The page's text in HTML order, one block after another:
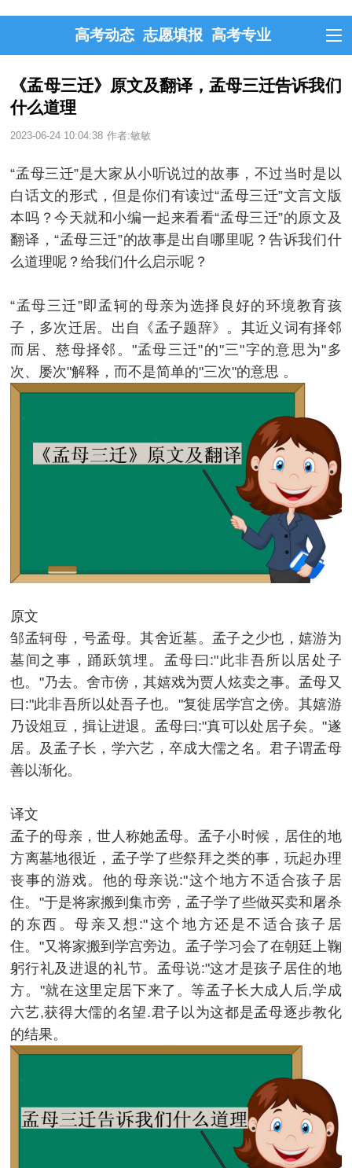
高考动态 志愿填报 高考专业
《孟母三迁》原文及翻译，孟母三迁告诉我们
什么道理
2023-06-24 10:04:38 作者:敏敏
“孟母三迁”是大家从小听说过的故事，不过当时是以
白话文的形式，但是你们有读过“孟母三迁”文言文版
本吗？今天就和小编一起来看看“孟母三迁”的原文及
翻译，“孟母三迁”的故事是出自哪里呢？告诉我们什
么道理呢？给我们什么启示呢？
“孟母三迁”即孟轲的母亲为选择良好的环境教育孩
子，多次迁居。出自《孟子题辞》。其近义词有择邻
而居、慈母择邻。"孟母三迁"的"三"字的意思为"多
次、屡次"解释，而不是简单的"三次"的意思 。
原文
邹孟轲母，号孟母。其舍近墓。孟子之少也，嬉游为
墓间之事，踊跃筑埋。孟母曰:"此非吾所以居处子
也。"乃去。舍市傍，其嬉戏为贾人炫卖之事。孟母又
曰:"此非吾所以处吾子也。"复徙居学宫之傍。其嬉游
乃设俎豆，揖让进退。孟母曰:"真可以处居子矣。"遂
居。及孟子长，学六艺，卒成大儒之名。君子谓孟母
善以渐化。
译文
孟子的母亲，世人称她孟母。孟子小时候，居住的地
方离墓地很近，孟子学了些祭拜之类的事，玩起办理
丧事的游戏。他的母亲说:"这个地方不适合孩子居
住。"于是将家搬到集市旁，孟子学了些做买卖和屠杀
的东西。母亲又想:"这个地方还是不适合孩子居
住。"又将家搬到学宫旁边。孟子学习会了在朝廷上鞠
躬行礼及进退的礼节。孟母说:"这才是孩子居住的地
方。"就在这里定居下来了。等孟子长大成人后,学成
六艺,获得大儒的名望.君子以为这都是孟母逐步教化
的结果。